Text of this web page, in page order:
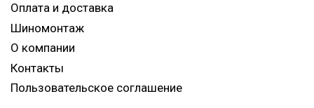
Оплата и доставка
Шиномонтаж
О компании
Контакты
Пользовательское соглашение